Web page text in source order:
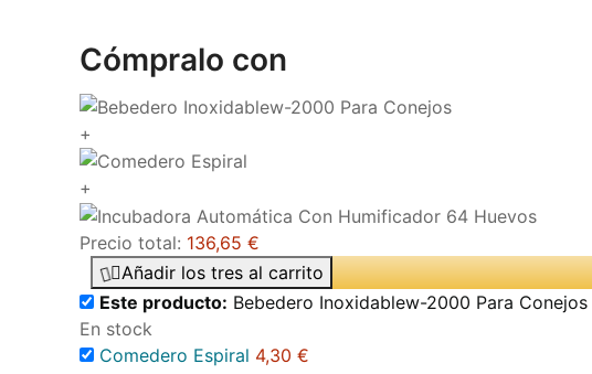
Cómpralo con
+
+
Precio total: 136,65 €
Añadir los tres al carrito
Este producto: Bebedero Inoxidablew-2000 Para Conejos
En stock
Comedero Espiral 4,30 €